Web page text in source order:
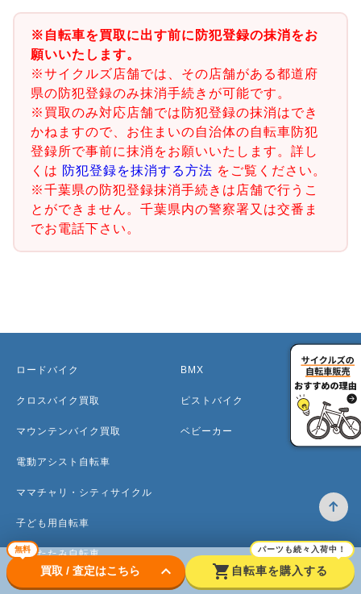
※自転車を買取に出す前に防犯登録の抹消をお
願いいたします。
※サイクルズ店舗では、その店舗がある都道府
県の防犯登録のみ抹消手続きが可能です。
※買取のみ対応店舗では防犯登録の抹消はでき
かねますので、お住まいの自治体の自転車防犯
登録所で事前に抹消をお願いいたします。詳し
くは 防犯登録を抹消する方法 をご覧ください。
※千葉県の防犯登録抹消手続きは店舗で行うこ
とができません。千葉県内の警察署又は交番ま
でお電話下さい。
無料
買取 / 査定はこちら keyboard_arrow_down shopping_cart
パーツも続々入荷中！
自転車を購入する
ロードバイク
クロスバイク買取
マウンテンバイク買取
電動アシスト自転車
ママチャリ・シティサイクル
子ども用自転車
折りたたみ自転車
ミニベロ
BMX
ピストバイク
ベビーカー